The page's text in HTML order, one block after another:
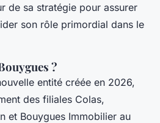
de sa stratégie pour assurer
son rôle primordial dans le
?
entité créée en 2026,
des filiales Colas,
et Bouygues Immobilier au